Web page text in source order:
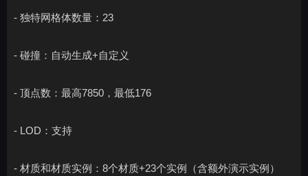
- 独特网格体数量：23
- 碰撞：自动生成+自定义
- 顶点数：最高7850，最低176
- LOD：支持
- 材质和材质实例：8个材质+23个实例（含额外演示实例）